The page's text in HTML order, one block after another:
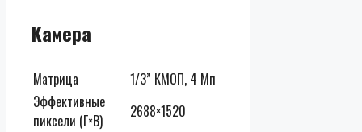
Камера
Матрица
1/3” КМОП, 4 Мп
Эффективные
пиксели (Г×В)
2688×1520